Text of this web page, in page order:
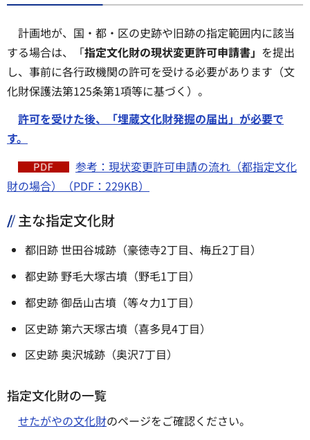
計画地が、国・都・区の史跡や旧跡の指定範囲内に該当
する場合は、「指定文化財の現状変更許可申請書」 を提出
し、事前に各行政機関の許可を受ける必要があります（文
化財保護法第125条第1項等に基づく）。
許可を受けた後、「埋蔵文化財発掘の届出」が必要で
す。
参考：現状変更許可申請の流れ（都指定文化
財の場合）（PDF：229KB）
主な指定文化財
都旧跡 世田谷城跡（豪徳寺2丁目、梅丘2丁目）
都史跡 野毛大塚古墳（野毛1丁目）
都史跡 御岳山古墳（等々力1丁目）
区史跡 第六天塚古墳（喜多見4丁目）
区史跡 奥沢城跡（奥沢7丁目）
指定文化財の一覧
せたがやの文化財のページをご確認ください。